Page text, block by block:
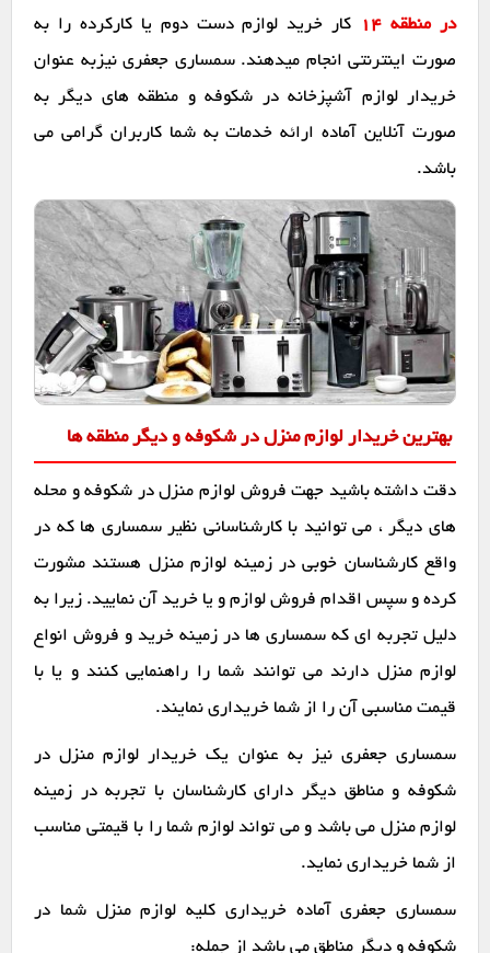
در منطقه 14
کار خرید لوازم دست دوم یا کارکرده را به
صورت اینترنتی انجام میدهند. سمساری جعفری نیزبه عنوان
خریدار لوازم آشپزخانه در شکوفه و منطقه های دیگر به
صورت آنلاین آماده ارائه خدمات به شما کاربران گرامی می
باشد.
بهترین خریدار لوازم منزل در شکوفه و دیگر منطقه ها
دقت داشته باشید جهت فروش لوازم منزل در شکوفه و محله
های دیگر ، می توانید با کارشناسانی نظیر سمساری ها که در
واقع کارشناسان خوبی در زمینه لوازم منزل هستند مشورت
کرده و سپس اقدام فروش لوازم و یا خرید آن نمایید. زیرا به
دلیل تجربه ای که سمساری ها در زمینه خرید و فروش انواع
لوازم منزل دارند می توانند شما را راهنمایی کنند و یا با
قیمت مناسبی آن را از شما خریداری نمایند.
سمساری جعفری نیز به عنوان یک خریدار لوازم منزل در
شکوفه و مناطق دیگر دارای کارشناسان با تجربه در زمینه
لوازم منزل می باشد و می تواند لوازم شما را با قیمتی مناسب
از شما خریداری نماید.
سمساری جعفری آماده خریداری کلیه لوازم منزل شما در
شکوفه و دیگر مناطق می باشد از جمله: